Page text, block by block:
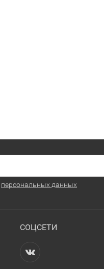
персональных данных
СОЦСЕТИ